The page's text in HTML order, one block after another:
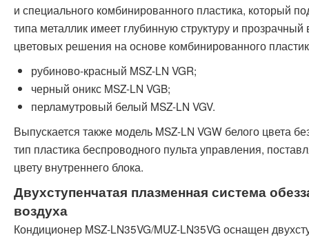
и специального комбинированного пластика, который
типа металлик имеет глубинную структуру и
цветовых решения на основе комбинированного
рубиново-красный MSZ-LN VGR;
черный оникс MSZ-LN VGB;
перламутровый белый MSZ-LN VGV.
Выпускается также модель MSZ-LN VGW белого цвета
тип пластика беспроводного пульта управления,
цвету внутреннего блока.
Двухступенчатая плазменная система
воздуха
Кондиционер MSZ-LN35VG/MUZ-LN35VG оснащен